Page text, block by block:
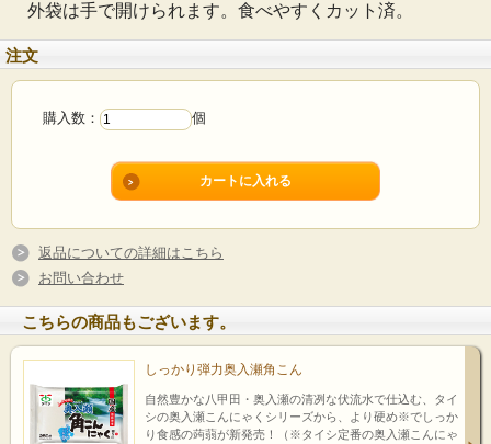
外袋は手で開けられます。食べやすくカット済。
注文
購入数： 個
返品についての詳細はこちら
お問い合わせ
こちらの商品もございます。
しっかり弾力奥入瀬角こん
自然豊かな八甲田・奥入瀬の清冽な伏流水で仕込む、タイ
シの奥入瀬こんにゃくシリーズから、より硬め※でしっか
り食感の蒟蒻が新発売！（※タイシ定番の奥入瀬こんにゃ